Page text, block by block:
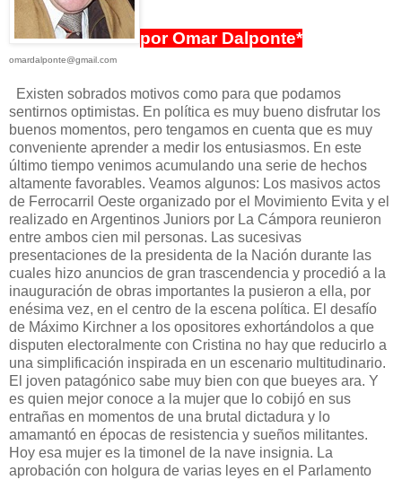
por Omar Dalponte*
omardalponte@gmail.com
Existen sobrados motivos como para que podamos
sentirnos optimistas. En política es muy bueno disfrutar los
buenos momentos, pero tengamos en cuenta que es muy
conveniente aprender a medir los entusiasmos. En este
último tiempo venimos acumulando una serie de hechos
altamente favorables. Veamos algunos: Los masivos actos
de Ferrocarril Oeste organizado por el Movimiento Evita y el
realizado en Argentinos Juniors por La Cámpora reunieron
entre ambos cien mil personas. Las sucesivas
presentaciones de la presidenta de la Nación durante las
cuales hizo anuncios de gran trascendencia y procedió a la
inauguración de obras importantes la pusieron a ella, por
enésima vez, en el centro de la escena política. El desafío
de Máximo Kirchner a los opositores exhortándolos a que
disputen electoralmente con Cristina no hay que reducirlo a
una simplificación inspirada en un escenario multitudinario.
El joven patagónico sabe muy bien con que bueyes ara. Y
es quien mejor conoce a la mujer que lo cobijó en sus
entrañas en momentos de una brutal dictadura y lo
amamantó en épocas de resistencia y sueños militantes.
Hoy esa mujer es la timonel de la nave insignia. La
aprobación con holgura de varias leyes en el Parlamento